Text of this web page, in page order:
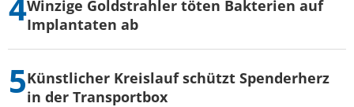
Winzige Goldstrahler töten Bakterien auf
Implantaten ab
Künstlicher Kreislauf schützt Spenderherz
in der Transportbox